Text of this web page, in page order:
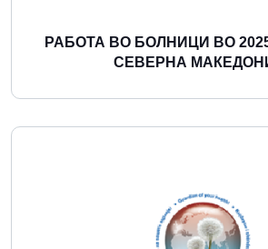
РАБОТА ВО БОЛНИЦИ ВО
СЕВЕРНА
Повеќе